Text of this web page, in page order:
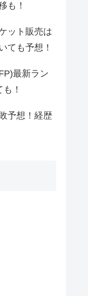
も！
ット販売は
ても予想！
最新ラン
！
予想！経歴